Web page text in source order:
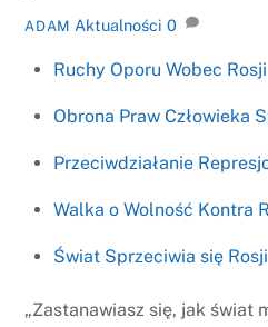
ADAM Aktualności 0
Ruchy Oporu Wobec Rosji
Obrona Praw Człowieka
Przeciwdziałanie
Walka o Wolność Kontra
Świat Sprzeciwia się Rosji
„Zastanawiasz się, jak świat